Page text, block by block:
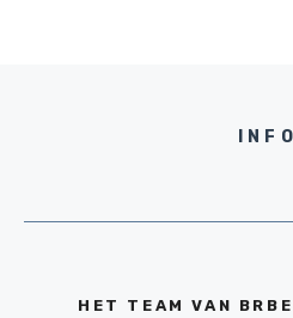
INFO
HET TEAM VAN